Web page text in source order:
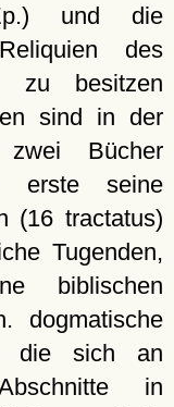
und die
des
zu besitzen
sind in der
Bücher
erste seine
(16 tractatus)
Tugenden,
biblischen
dogmatische
die sich an
in